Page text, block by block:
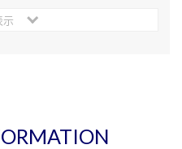
示